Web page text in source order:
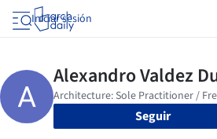
Iniciar sesión
Seguir